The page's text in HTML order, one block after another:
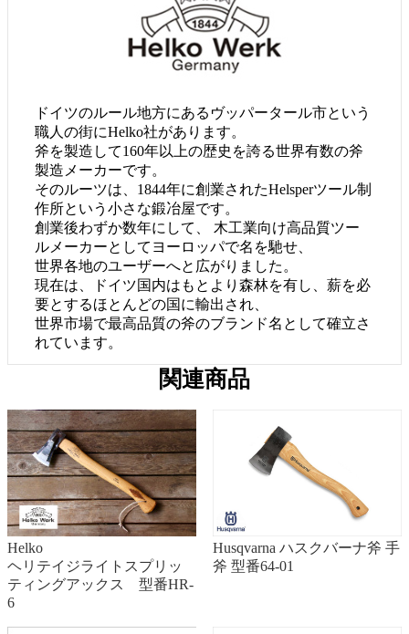
ドイツのルール地方にあるヴッパータール市という
職人の街にHelko社があります。
斧を製造して160年以上の歴史を誇る世界有数の斧
製造メーカーです。
そのルーツは、1844年に創業されたHelsperツール制
作所という小さな鍛冶屋です。
創業後わずか数年にして、 木工業向け高品質ツー
ルメーカーとしてヨーロッパで名を馳せ、
世界各地のユーザーへと広がりました。
現在は、ドイツ国内はもとより森林を有し、薪を必
要とするほとんどの国に輸出され、
世界市場で最高品質の斧のブランド名として確立さ
れています。
関連商品
Helko
ヘリテイジライトスプリッ
ティングアックス 型番HR-
6
Husqvarna ハスクバーナ斧 手
斧 型番64-01